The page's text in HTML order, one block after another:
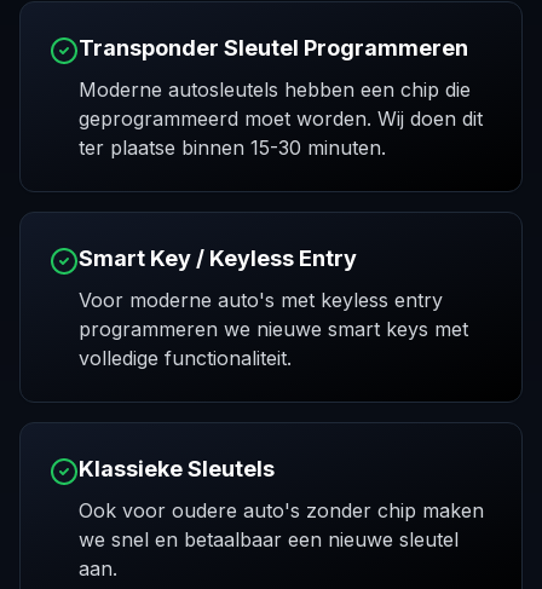
Transponder Sleutel Programmeren
Moderne autosleutels hebben een chip die
geprogrammeerd moet worden. Wij doen dit
ter plaatse binnen 15-30 minuten.
Smart Key / Keyless Entry
Voor moderne auto's met keyless entry
programmeren we nieuwe smart keys met
volledige functionaliteit.
Klassieke Sleutels
Ook voor oudere auto's zonder chip maken
we snel en betaalbaar een nieuwe sleutel
aan.